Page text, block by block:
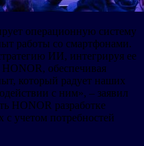
операционную систему
работы со смартфонами.
ИИ, интегрируя ее
обеспечивая
который радует наших
с ним», – заявил
HONOR разработке
учетом потребностей